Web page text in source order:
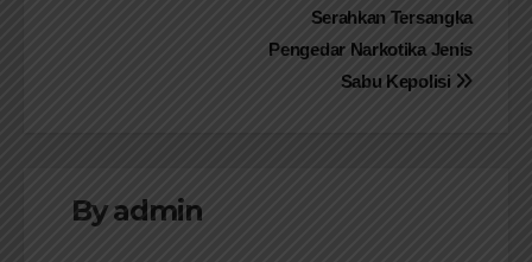
Serahkan Tersangka
Pengedar Narkotika Jenis
Sabu Kepolisi
Byadmin